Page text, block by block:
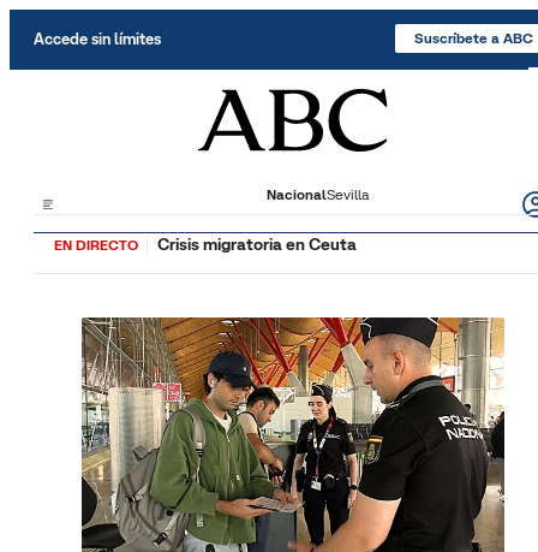
Accede sin límites Suscríbete a ABC
NacionalSevilla
EN DIRECTO Crisis migratoria en Ceuta